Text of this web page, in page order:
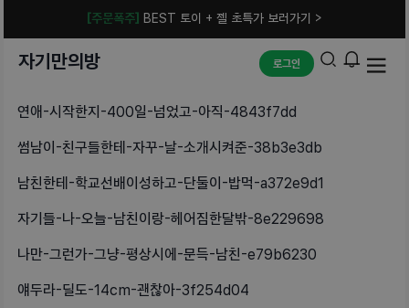
[주문폭주] BEST 토이 + 젤 초특가 보러가기 >
자기만의방 로그인
연애-시작한지-400일-넘었고-아직-4843f7dd
썸남이-친구들한테-자꾸-날-소개시켜준-38b3e3db
남친한테-학교선배이성하고-단둘이-밥먹-a372e9d1
자기들-나-오늘-남친이랑-헤어짐한달밖-8e229698
나만-그런가-그냥-평상시에-문득-남친-e79b6230
얘두라-딜도-14cm-괜찮아-3f254d04